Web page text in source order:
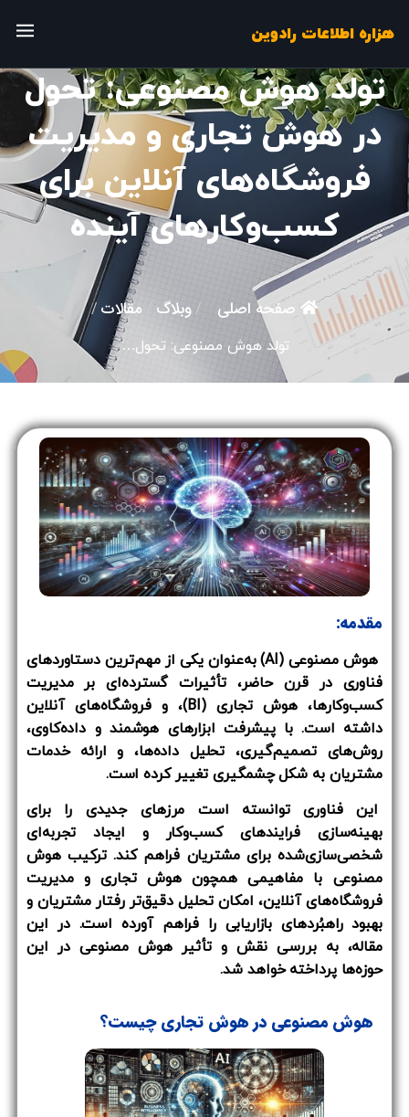
هزاره اطلاعات رادوین
تولد هوش مصنوعی: تحول
در هوش تجاری و مدیریت
فروشگاه‌های آنلاین برای
کسب‌وکارهای آینده
صفحه اصلی / وبلاگ مقالات /
تولد هوش مصنوعی: تحول…
مقدمه:
هوش مصنوعی (AI) به‌عنوان یکی از مهم‌ترین دستاوردهای
فناوری در قرن حاضر، تأثیرات گسترده‌ای بر مدیریت
کسب‌وکارها، هوش تجاری (BI)، و فروشگاه‌های آنلاین
داشته است. با پیشرفت ابزارهای هوشمند و داده‌کاوی،
روش‌های تصمیم‌گیری، تحلیل داده‌ها، و ارائه خدمات
مشتریان به شکل چشمگیری تغییر کرده است.
این فناوری توانسته است مرزهای جدیدی را برای
بهینه‌سازی فرایندهای کسب‌وکار و ایجاد تجربه‌ای
شخصی‌سازی‌شده برای مشتریان فراهم کند. ترکیب هوش
مصنوعی با مفاهیمی همچون هوش تجاری و مدیریت
فروشگاه‌های آنلاین، امکان تحلیل دقیق‌تر رفتار مشتریان و
بهبود راهبُردهای بازاریابی را فراهم آورده است. در این
مقاله، به بررسی نقش و تأثیر هوش مصنوعی در این
حوزه‌ها پرداخته خواهد شد.
هوش مصنوعی در هوش تجاری چیست؟